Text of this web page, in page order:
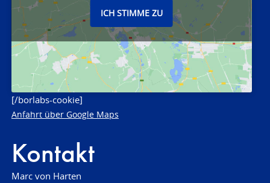
ICH STIMME ZU
[/borlabs-cookie]
Anfahrt über Google Maps
Kontakt
Marc von Harten